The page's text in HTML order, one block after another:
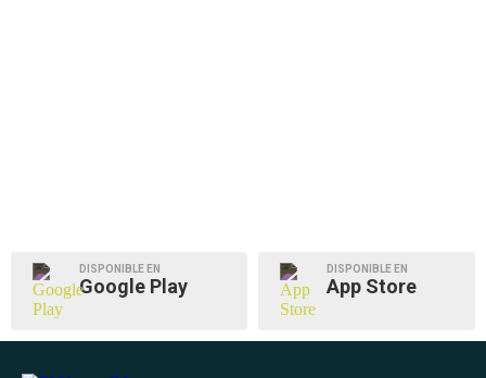
DISPONIBLE EN
Google Play
DISPONIBLE EN
App Store